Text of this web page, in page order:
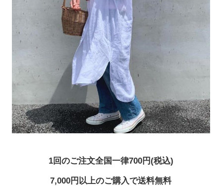
1回のご注文全国一律700円(税込)
7,000円以上のご購入で送料無料